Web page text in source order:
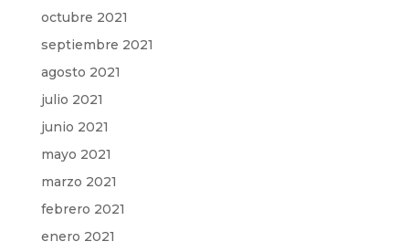
octubre 2021
septiembre 2021
agosto 2021
julio 2021
junio 2021
mayo 2021
marzo 2021
febrero 2021
enero 2021